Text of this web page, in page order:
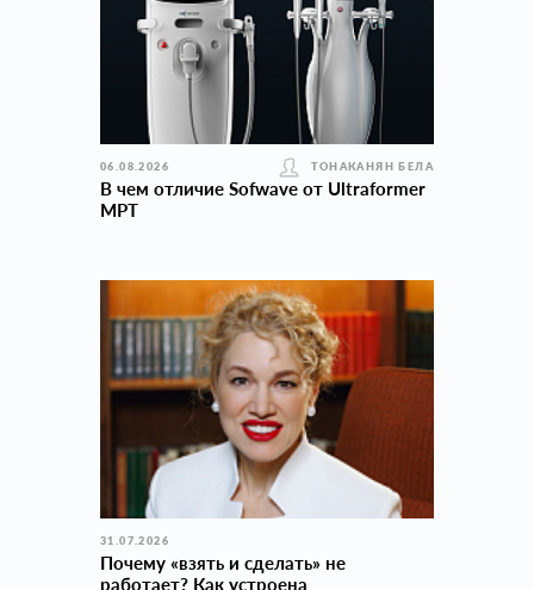
06.08.2026 ТОНАКАНЯН БЕЛА
В чем отличие Sofwave от Ultraformer
MPT
31.07.2026
Почему «взять и сделать» не
работает? Как устроена